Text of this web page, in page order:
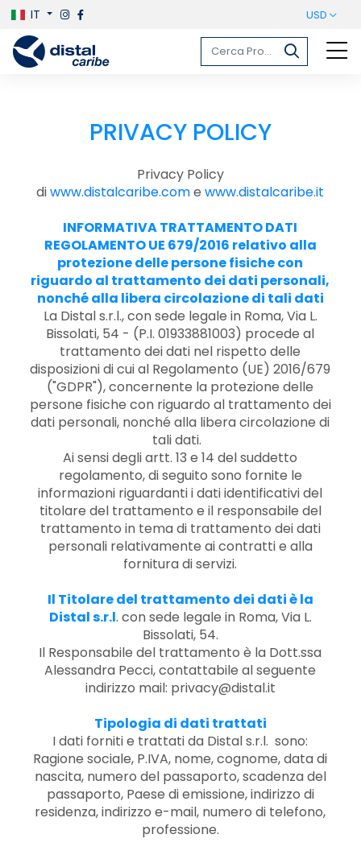
IT USD
PRIVACY POLICY
Privacy Policy
diwww.distalcaribe.comewww.distalcaribe.it
INFORMATIVA TRATTAMENTO DATI
REGOLAMENTO UE 679/2016 relativo alla
protezione delle persone fisiche con
riguardo al trattamento dei dati personali,
nonché alla libera circolazione di tali dati
La Distal s.r.l., con sede legale in Roma, Via L.
Bissolati, 54 - (P.I. 01933881003) procede al
trattamento dei dati nel rispetto delle
disposizioni di cui al Regolamento (UE) 2016/679
("GDPR"), concernente la protezione delle
persone fisiche con riguardo al trattamento dei
dati personali, nonché alla libera circolazione di
tali dati.
Ai sensi degli artt. 13 e 14 del suddetto
regolamento, di seguito sono fornite le
informazioni riguardanti i dati identificativi del
titolare del trattamento e il responsabile del
trattamento in tema di trattamento dei dati
personali relativamente ai contratti e alla
fornitura di servizi.
Il Titolare del trattamento dei dati è la
Distal s.r.l. con sede legale in Roma, Via L.
Bissolati, 54.
Il Responsabile del trattamento è la Dott.ssa
Alessandra Pecci, contattabile al seguente
indirizzo mail: privacy@distal.it
Tipologia di dati trattati
I dati forniti e trattati da Distal s.r.l. sono:
Ragione sociale, P.IVA, nome, cognome, data di
nascita, numero del passaporto, scadenza del
passaporto, Paese di emissione, indirizzo di
residenza, indirizzo e-mail, numero di telefono,
professione.